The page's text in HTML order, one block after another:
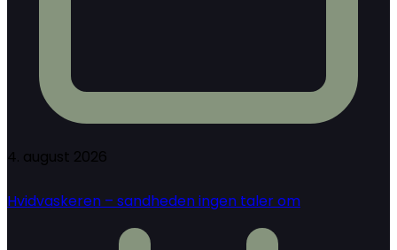
4. august 2026
Hvidvaskeren – sandheden ingen taler om